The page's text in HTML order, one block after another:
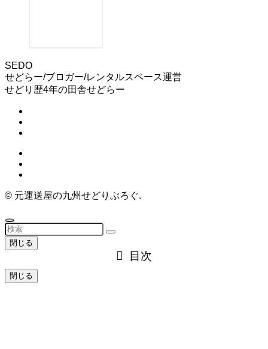
SEDO
せどらー/ブロガー/レンタルスペース運営
せどり歴4年の田舎せどらー
© 元運送屋の九州せどりぶろぐ.
閉じる
目次
閉じる